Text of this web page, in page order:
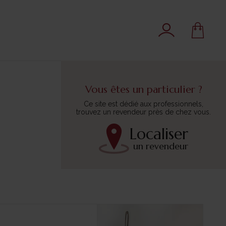
Vous êtes un particulier ?
Ce site est dédié aux professionnels,
trouvez un revendeur près de chez vous.
Localiser
un revendeur